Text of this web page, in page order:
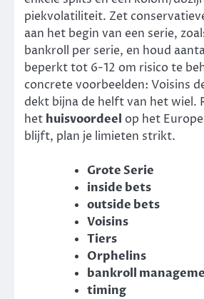
piekvolatiliteit. Zet
aan het begin van een serie,
bankroll per serie, en houd
beperkt tot 6-12 om risico te
concrete voorbeelden: Voisins
dekt bijna de helft van het wiel.
het huisvoordeel op het
blijft, plan je limieten strikt.
Grote Serie
inside bets
outside bets
Voisins
Tiers
Orphelins
bankroll
timing